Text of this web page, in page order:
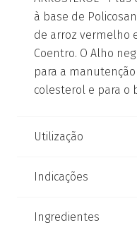
à base de
de arroz vermelho
Coentro. O Alho
para a
colesterol e para o
Utilização
Indicações
Ingredientes